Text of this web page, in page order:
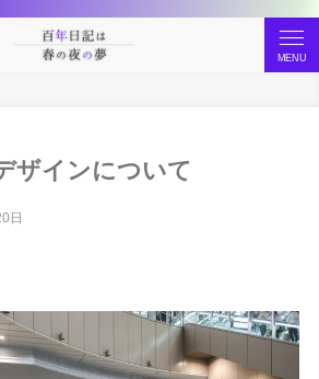
MENU
ザインについて
日